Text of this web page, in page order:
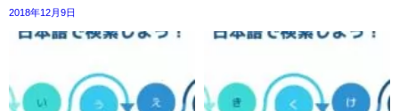
2018年12月9日